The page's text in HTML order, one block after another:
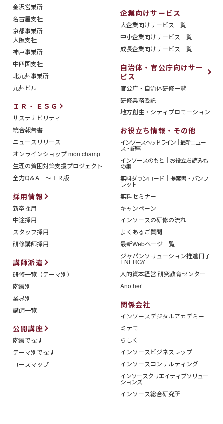
金沢営業所
名古屋支社
京都事業所
大阪支社
神戸事業所
中四国支社
北九州事業所
九州ビル
ＩＲ・ＥＳＧ
サステナビリティ
統合報告書
ニュースリリース
オンラインショップ mon champ
生理の貧困対策支援プロジェクト
全力Q＆A ～ＩＲ版
採用情報
新卒採用
中途採用
スタッフ採用
研修講師採用
講師派遣
研修一覧（テーマ別）
階層別
業界別
講師一覧
公開講座
階層で探す
テーマ別で探す
コースマップ
企業向けサービス
大企業向けサービス一覧
中小企業向けサービス一覧
成長企業向けサービス一覧
自治体・官公庁向けサー
ビス
官公庁・自治体研修一覧
研修業務委託
地方創生・シティプロモーション
お役立ち情報・その他
インソースヘッドライン｜最新ニュー
ス・記事
インソースのもと｜お役立ち読みも
の集
無料ダウンロード｜提案書・パンフ
レット
無料セミナー
キャンペーン
インソースの研修の流れ
よくあるご質問
最新Webページ一覧
ジャパンソリューション推進冊子
ENERGY
人的資本経営 研究教育センター
Another
関係会社
インソースデジタルアカデミー
ミテモ
らしく
インソースビジネスレップ
インソースコンサルティング
インソースクリエイティブソリュー
ションズ
インソース総合研究所